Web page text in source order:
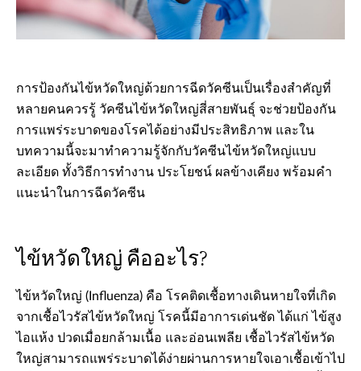
การป้องกันไข้หวัดใหญ่ด้วยการฉีดวัคซีนเป็นเรื่องสำคัญที่
หลายคนควรรู้ วัคซีนไข้หวัดใหญ่สี่สายพันธุ์ จะช่วยป้องกัน
การแพร่ระบาดของโรคได้อย่างมีประสิทธิภาพ และใน
บทความนี้จะมาทำความรู้จักกับวัคซีนไข้หวัดใหญ่แบบ
ละเอียด ทั้งวิธีการทำงาน ประโยชน์ ผลข้างเคียง พร้อมคำ
แนะนำในการฉีดวัคซีน
ไข้หวัดใหญ่ คืออะไร?
ไข้หวัดใหญ่ (Influenza) คือ โรคติดเชื้อทางเดินหายใจที่เกิด
จากเชื้อไวรัสไข้หวัดใหญ่ โรคนี้มีอาการเด่นชัด ได้แก่ ไข้สูง
ไอแห้ง ปวดเมื่อยกล้ามเนื้อ และอ่อนเพลีย เชื้อไวรัสไข้หวัด
ใหญ่สามารถแพร่ระบาดได้ง่ายผ่านการหายใจเอาเชื้อเข้าไป